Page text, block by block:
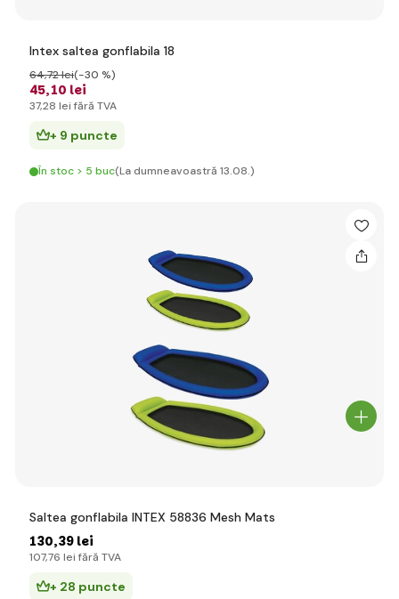
Intex saltea gonflabila 18
45,10 lei
64,72 lei(-30 %)
37,28 lei fără TVA
+ 9 puncte
În stoc > 5 buc(La dumneavoastră 13.08.)
Saltea gonflabila INTEX 58836 Mesh Mats
130,39 lei
107,76 lei fără TVA
+ 28 puncte